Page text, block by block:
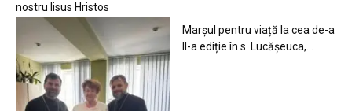
nostru Iisus Hristos
Marșul pentru viață la cea de-a
II-a ediție în s. Lucășeuca,...